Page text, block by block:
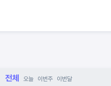
전체 오늘 이번주 이번달